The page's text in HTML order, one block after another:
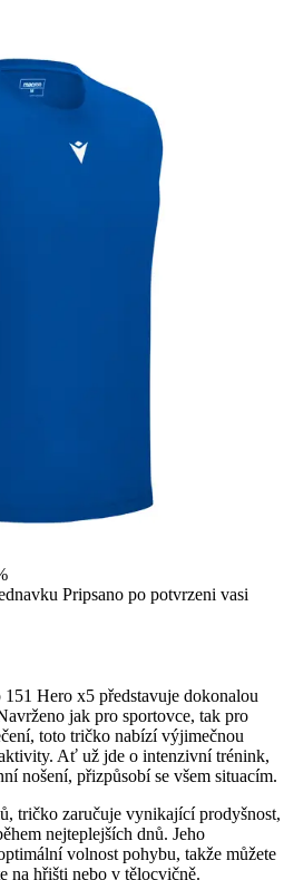
Pripsano po potvrzeni vasi
Hero x5 představuje dokonalou
jak pro sportovce, tak pro
toto tričko nabízí výjimečnou
Ať už jde o intenzivní trénink,
nošení, přizpůsobí se všem situacím.
tričko zaručuje vynikající prodyšnost,
nejteplejších dnů. Jeho
volnost pohybu, takže můžete
na hřišti nebo v tělocvičně.